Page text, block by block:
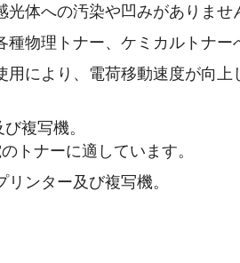
体への汚染や凹みがありませ
物理トナー、ケミカルトナー
により、電荷移動速度が向上
複写機。
トナーに適しています。
ンター及び複写機。